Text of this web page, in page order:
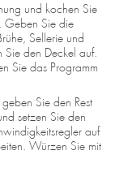
und kochen Sie
Geben Sie die
Sellerie und
Sie den Deckel auf.
Sie das Programm
Sie den Rest
setzen Sie den
auf
Würzen Sie mit